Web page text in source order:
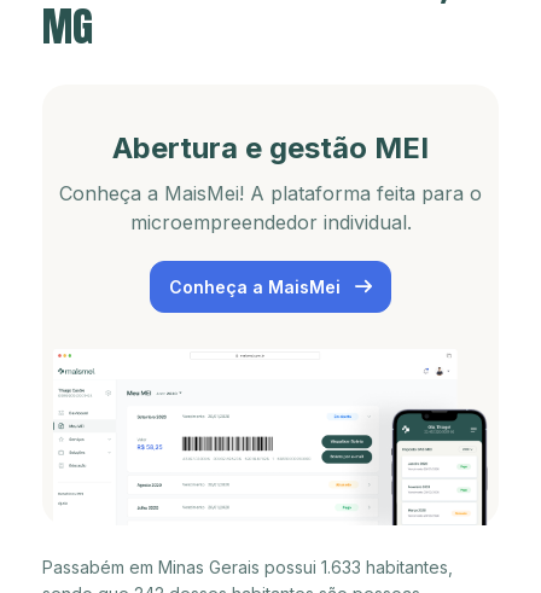
MG
Abertura e gestão MEI
Conheça a MaisMei! A plataforma feita para o
microempreendedor individual.
Conheça a MaisMei
Passabém em Minas Gerais possui 1.633 habitantes,